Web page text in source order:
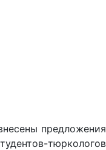
предложения
тюркологов